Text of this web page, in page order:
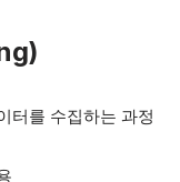
터를 수집하는 과정